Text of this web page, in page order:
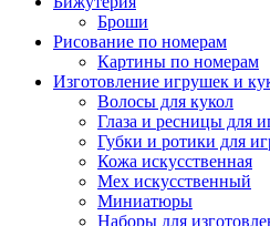
Броши
Рисование по номерам
Картины по номерам
Изготовление игрушек и
Волосы для кукол
Глаза и ресницы для
Губки и ротики для
Кожа искусственная
Мех искусственный
Миниатюры
Наборы для